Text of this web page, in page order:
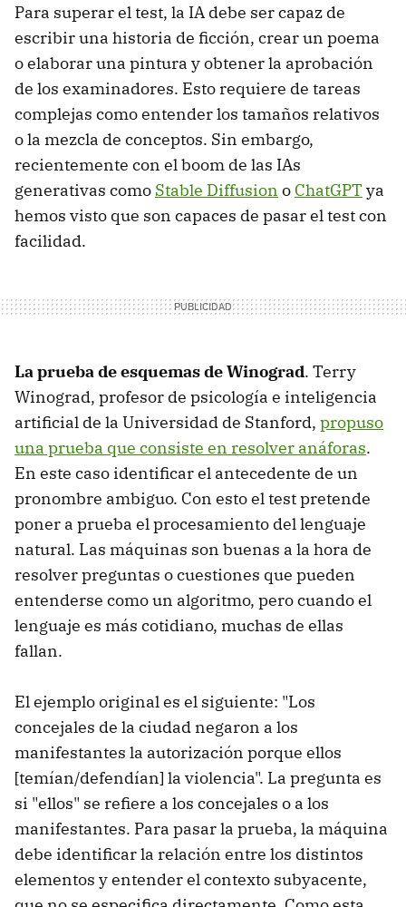
Para superar el test, la IA debe ser capaz de
escribir una historia de ficción, crear un poema
o elaborar una pintura y obtener la aprobación
de los examinadores. Esto requiere de tareas
complejas como entender los tamaños relativos
o la mezcla de conceptos. Sin embargo,
recientemente con el boom de las IAs
generativas como Stable Diffusion o ChatGPTya
hemos visto que son capaces de pasar el test con
facilidad.
La prueba de esquemas de Winograd. Terry
Winograd, profesor de psicología e inteligencia
artificial de la Universidad de Stanford, propuso
una prueba que consiste en resolver anáforas.
En este caso identificar el antecedente de un
pronombre ambiguo. Con esto el test pretende
poner a prueba el procesamiento del lenguaje
natural. Las máquinas son buenas a la hora de
resolver preguntas o cuestiones que pueden
entenderse como un algoritmo, pero cuando el
lenguaje es más cotidiano, muchas de ellas
fallan.
El ejemplo original es el siguiente: "Los
concejales de la ciudad negaron a los
manifestantes la autorización porque ellos
[temían/defendían] la violencia". La pregunta es
si "ellos" se refiere a los concejales o a los
manifestantes. Para pasar la prueba, la máquina
debe identificar la relación entre los distintos
elementos y entender el contexto subyacente,